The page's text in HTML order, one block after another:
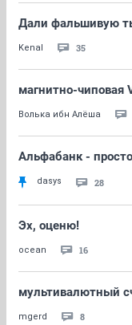
Дали фальшивую
Kenal 35
магнитно-чиповая
Волька ибн Алёша
Альфабанк -
dasys 28
Эх, оценю!
ocean 16
мультивалютный
mgerd 8